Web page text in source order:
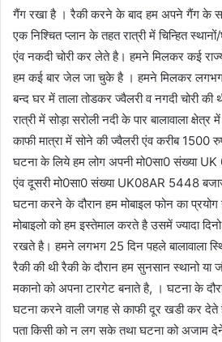
गैंग रखा है । रैकी करने के बाद हम अपने गैंग के
एक निश्चित प्लान के तहत रात्री में चिन्हित
एंव नकदी चोरी कर लेते है। हमने मिलकर कई
हम कई बार जेल जा चुके है । हमने मिलकर लगभग
बन्द घर में ताला तोडकर ज्वैलरी व नगदी चोरी की
रात्री में सोड़ा सरोली नदी के पार बालावाला
काफी मात्रा में सोने की ज्वैलरी एंव करीब 1500
घटना के लिये हम लोग अपनी मो0सा0 संख्या
एंव दूसरी मो0सा0 संख्या UK08AR 5448
घटना करने के दौरान हम मोबाइल फोन का
मोबाइलो को हम इस्तेमाल करते है उसमें ज्यादा
रखते है। हमने लगभग 25 दिन पहले बालावाला
रैकी की थी रैकी के दौरान हम सुनसान स्थानो या
मकानो को अपना टारगेट बनाते है, । घटना के
घटना करने वाली जगह से काफी दूर खडी कर
पता किसी को न लग सके तथा घटना को अजाम देने